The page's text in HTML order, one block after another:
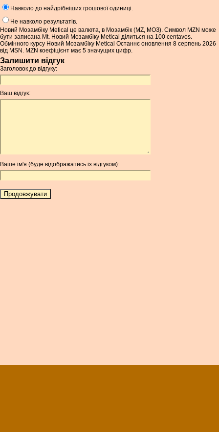
Навколо до найдрібніших грошової одиниці.
Не навколо результатів.
Новий Мозамбіку Metical це валюта, в Мозамбік (MZ, МОЗ). Символ MZN може
бути записана Mt. Новий Мозамбіку Metical ділиться на 100 centavos.
Обмінного курсу Новий Мозамбіку Metical Останнє оновлення 8 серпень 2026
від MSN. MZN коефіцієнт має 5 значущих цифр.
Залишити відгук
Заголовок до відгуку:
Ваш відгук:
Ваше ім'я (буде відображатись із відгуком):